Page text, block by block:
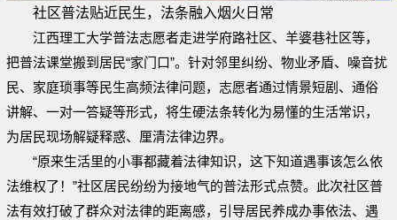
社区普法贴近民生，法条融入烟火日常
江西理工大学普法志愿者走进学府路社区、羊婆巷社区等，
把普法课堂搬到居民“家门口”。针对邻里纠纷、物业矛盾、噪音扰
民、家庭琐事等民生高频法律问题，志愿者通过情景短剧、通俗
讲解、一对一答疑等形式，将生硬法条转化为易懂的生活常识，
为居民现场解疑释惑、厘清法律边界。
“原来生活里的小事都藏着法律知识，这下知道遇事该怎么依
法维权了！”社区居民纷纷为接地气的普法形式点赞。此次社区普
法有效打破了群众对法律的距离感，引导居民养成办事依法、遇